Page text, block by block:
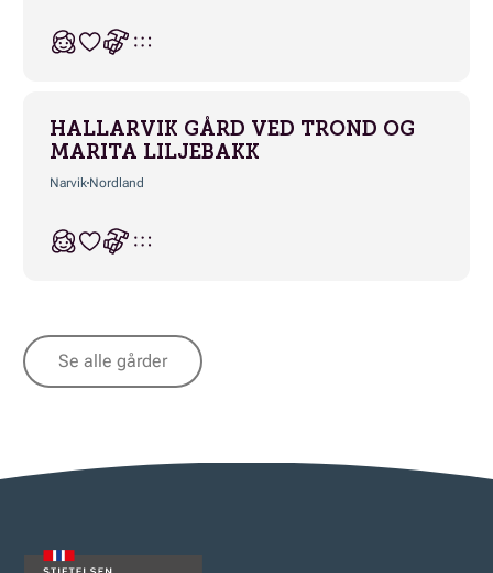
HALLARVIK GÅRD VED TROND OG
MARITA LILJEBAKK
NarvikNordland
Se alle gårder